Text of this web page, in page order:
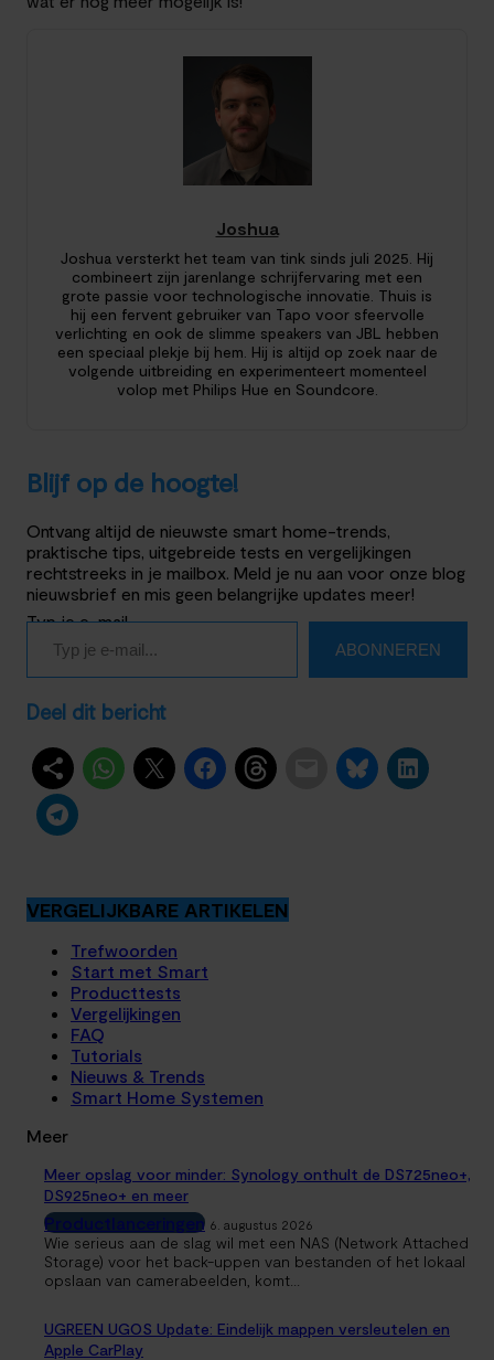
Joshua
Joshua versterkt het team van tink sinds juli 2025. Hij
combineert zijn jarenlange schrijfervaring met een
grote passie voor technologische innovatie. Thuis is
hij een fervent gebruiker van Tapo voor sfeervolle
verlichting en ook de slimme speakers van JBL hebben
een speciaal plekje bij hem. Hij is altijd op zoek naar de
volgende uitbreiding en experimenteert momenteel
volop met Philips Hue en Soundcore.
Blijf op de hoogte!
Ontvang altijd de nieuwste smart home-trends,
praktische tips, uitgebreide tests en vergelijkingen
rechtstreeks in je mailbox. Meld je nu aan voor onze blog
nieuwsbrief en mis geen belangrijke updates meer!
Typ je e-mail…
ABONNEREN
Deel dit bericht
VERGELIJKBARE ARTIKELEN
Trefwoorden
Start met Smart
Producttests
Vergelijkingen
FAQ
Tutorials
Nieuws & Trends
Smart Home Systemen
Meer
Meer opslag voor minder: Synology onthult de DS725neo+,
DS925neo+ en meer
Productlanceringen 6. augustus 2026
Wie serieus aan de slag wil met een NAS (Network Attached
Storage) voor het back-uppen van bestanden of het lokaal
opslaan van camerabeelden, komt...
UGREEN UGOS Update: Eindelijk mappen versleutelen en
Apple CarPlay